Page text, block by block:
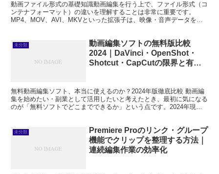
動画ファイル形式の基礎知識動画編集を行う上で、ファイル形式（コ
ンテナフォーマット）の違いを理解することは非常に重要です。
MP4、MOV、AVI、MKVといった拡張子は、映像・音声データをど
未分類
動画編集ソフトの無料版比較
2024｜DaVinci・OpenShot・
Shotcut・CapCutの限界と有料
無料動画編集ソフト、本当に使えるのか？2024年版徹底比較 動画編
集を始めたい・副業として活用したいと考えたとき、最初に気になる
のが「無料ソフトでどこまでできるか」という点です。2024年現
未分類
Premiere Proのリンク・グループ
機能でクリップを整理する方法｜
連続編集作業の効率化